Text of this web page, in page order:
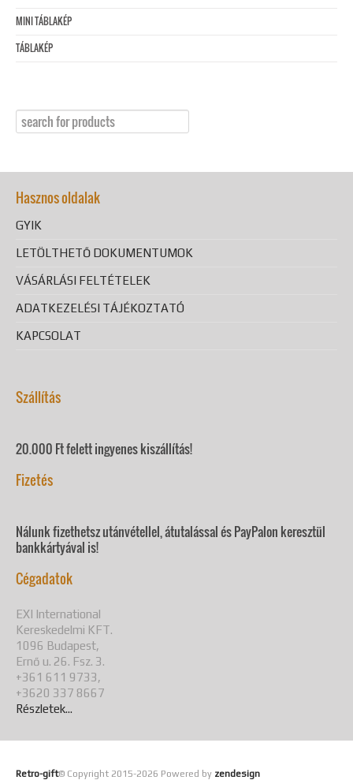
MINI TÁBLAKÉP
TÁBLAKÉP
Hasznos oldalak
GYIK
LETÖLTHETŐ DOKUMENTUMOK
VÁSÁRLÁSI FELTÉTELEK
ADATKEZELÉSI TÁJÉKOZTATÓ
KAPCSOLAT
Szállítás
20.000 Ft felett ingyenes kiszállítás!
Fizetés
Nálunk fizethetsz utánvétellel, átutalással és PayPalon keresztül
bankkártyával is!
Cégadatok
EXI International
Kereskedelmi KFT.
1096 Budapest,
Ernő u. 26. Fsz. 3.
+361 611 9733,
+3620 337 8667
Részletek...
Retro-gift© Copyright 2015-2026 Powered by zendesign